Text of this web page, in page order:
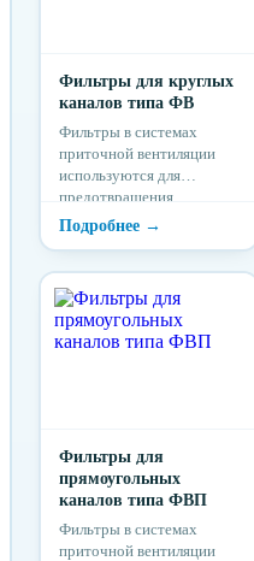
Фильтры для круглых
каналов типа ФВ
Фильтры в системах
приточной вентиляции
используются для
предотвращения
попадания загрязнений из
приточного воздуха в
загрязнения.
Фильтры для
прямоугольных
каналов типа ФВП
Фильтры в системах
приточной вентиляции